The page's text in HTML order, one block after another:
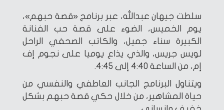
سلطت جيهان عبدالله، عبر برنامج «قصة حبهم»،
يوم الخميس، الضوء على قصة حب الفنانة
الكبيرة سناء جميل، والكاتب الصحفي الراحل
لويس جريس، والذي يذاع يوميا على نجوم إف
إم، من الساعة 4:40 إلى 4:45.
ويتناول البرنامج الجانب العاطفي والنفسي من
حياة المشاهير، من خلال حكي قصة حبهم بشكل